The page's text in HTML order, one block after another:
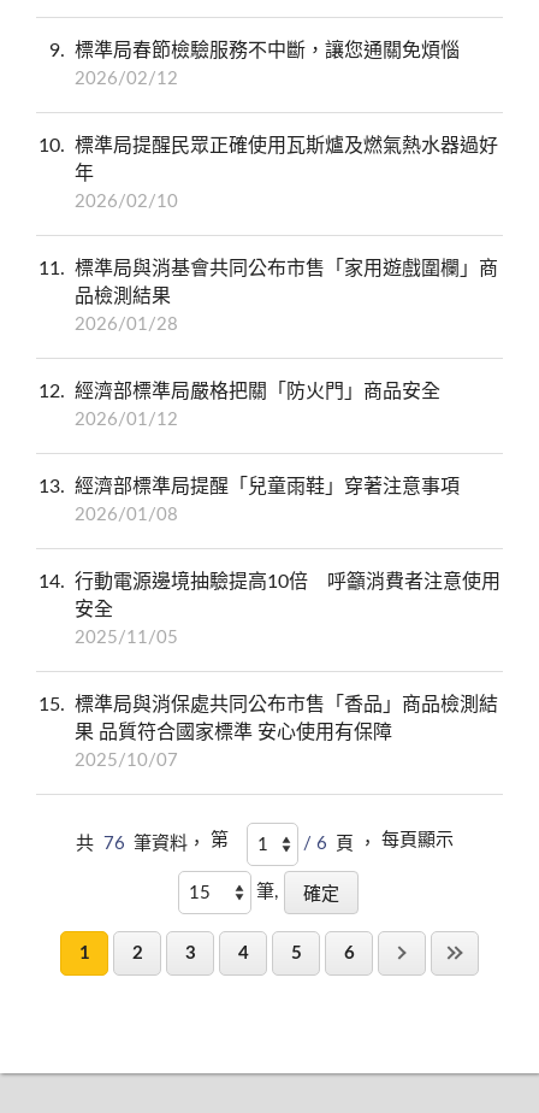
9 標準局春節檢驗服務不中斷，讓您通關免煩惱
2026/02/12
10
標準局提醒民眾正確使用瓦斯爐及燃氣熱水器過好
年
2026/02/10
11
標準局與消基會共同公布市售「家用遊戲圍欄」商
品檢測結果
2026/01/28
12 經濟部標準局嚴格把關「防火門」商品安全
2026/01/12
13 經濟部標準局提醒「兒童雨鞋」穿著注意事項
2026/01/08
14
行動電源邊境抽驗提高10倍 呼籲消費者注意使用
安全
2025/11/05
15
標準局與消保處共同公布市售「香品」商品檢測結
果 品質符合國家標準 安心使用有保障
2025/10/07
共 76 筆資料， 第 / 6 頁 ，每頁顯示
筆,
1 2 3 4 5 6